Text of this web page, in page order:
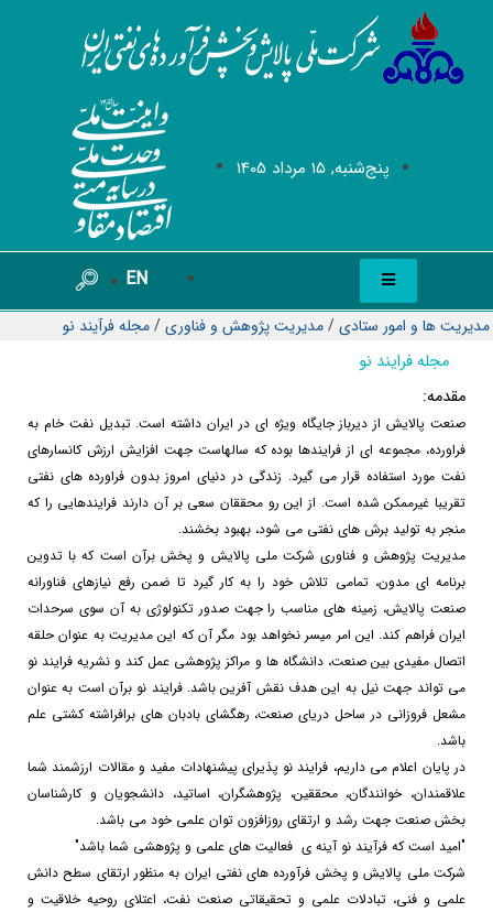
پنج‌شنبه, 15 مرداد 1405
EN
مدیریت ها و امور ستادی/مدیریت پژوهش و فناوری/مجله فرآيند نو
مجله فرایند نو
مقدمه:
صنعت پالایش از دیرباز جایگاه ویژه ای در ایران داشته است. تبدیل نفت خام به
فراورده، مجموعه ای از فرایندها بوده که سالهاست جهت افزایش ارزش کانسارهای
نفت مورد استفاده قرار می گیرد. زندگی در دنیای امروز بدون فراورده های نفتی
تقریبا غیرممکن شده است. از این رو محققان سعی بر آن دارند فرایندهایی را که
منجر به تولید برش های نفتی می شود، بهبود بخشند.
مدیریت پژوهش و فناوری شرکت ملی پالایش و پخش برآن است که با تدوین
برنامه ای مدون، تمامی تلاش خود را به کار گیرد تا ضمن رفع نیازهای فناورانه
صنعت پالایش، زمینه های مناسب را جهت صدور تکنولوژی به آن سوی سرحدات
ایران فراهم کند. این امر میسر نخواهد بود مگر آن که این مدیریت به عنوان حلقه
اتصال مفیدی بین صنعت، دانشگاه ها و مراکز پژوهشی عمل کند و نشریه فرایند نو
می تواند جهت نیل به این هدف نقش آفرین باشد. فرایند نو برآن است به عنوان
مشعل فروزانی در ساحل دریای صنعت، رهگشای بادبان های برافراشته کشتی علم
باشد.
در پایان اعلام می داریم، فرایند نو پذیرای پیشنهادات مفید و مقالات ارزشمند شما
علاقمندان، خوانندگان، محققین، پژوهشگران، اساتید، دانشجویان و کارشناسان
بخش صنعت جهت رشد و ارتقای روزافزون توان علمی خود می باشد.
"امید است که فرآیند نو آینه ی فعالیت های علمی و پژوهشی شما باشد"
شرکت ملی پالایش و پخش فرآورده های نفتی ایران به منظور ارتقای سطح دانش
علمی و فنی، تبادلات علمی و تحقیقاتی صنعت نفت، اعتلای روحیه خلاقیت و